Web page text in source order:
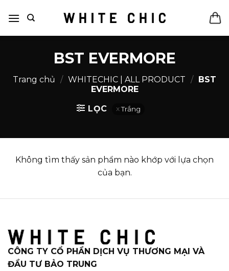
qua
BST EVERMORE
Trang chủ / WHITECHIC | ALL PRODUCT /
BST
EVERMORE
LỌC
Trắng
Không tìm thấy sản phẩm nào khớp với lựa chọn
của bạn.
CÔNG TY CỔ PHẦN DỊCH VỤ THƯƠNG MẠI VÀ
ĐẦU TƯ BẢO TRUNG